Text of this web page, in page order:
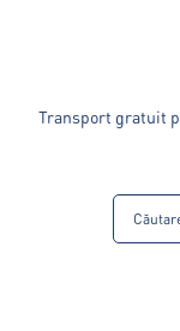
Transport gratuit